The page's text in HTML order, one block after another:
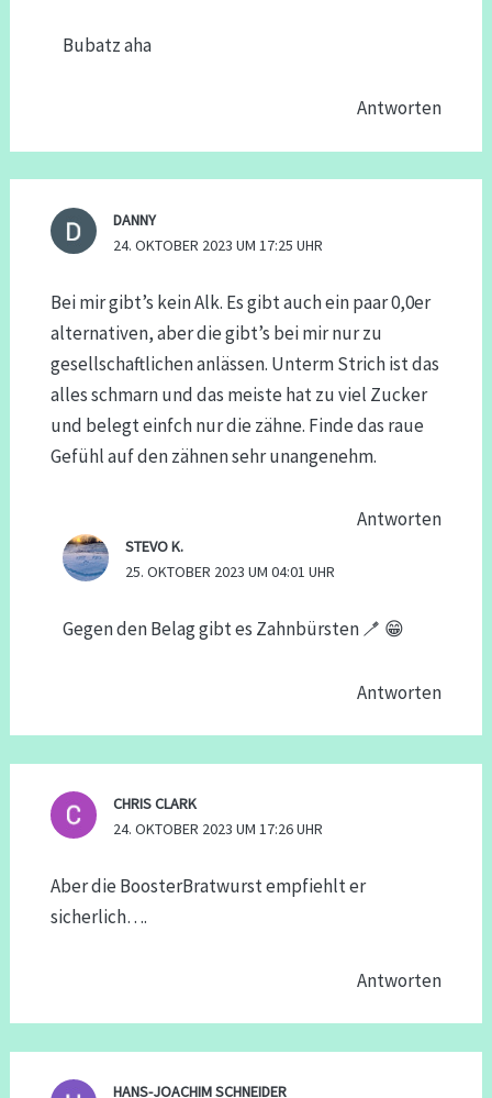
Bubatz aha
Antworten
DANNY
24. OKTOBER 2023 UM 17:25 UHR
Bei mir gibt’s kein Alk. Es gibt auch ein paar 0,0er
alternativen, aber die gibt’s bei mir nur zu
gesellschaftlichen anlässen. Unterm Strich ist das
alles schmarn und das meiste hat zu viel Zucker
und belegt einfch nur die zähne. Finde das raue
Gefühl auf den zähnen sehr unangenehm.
Antworten
STEVO K.
25. OKTOBER 2023 UM 04:01 UHR
Gegen den Belag gibt es Zahnbürsten 🪥 😁
Antworten
CHRIS CLARK
24. OKTOBER 2023 UM 17:26 UHR
Aber die BoosterBratwurst empfiehlt er
sicherlich….
Antworten
HANS-JOACHIM SCHNEIDER